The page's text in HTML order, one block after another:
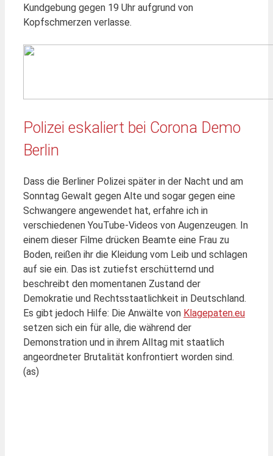
Kundgebung gegen 19 Uhr aufgrund von
Kopfschmerzen verlasse.
Polizei eskaliert bei Corona Demo
Berlin
Dass die Berliner Polizei später in der Nacht und am
Sonntag Gewalt gegen Alte und sogar gegen eine
Schwangere angewendet hat, erfahre ich in
verschiedenen YouTube-Videos von Augenzeugen. In
einem dieser Filme drücken Beamte eine Frau zu
Boden, reißen ihr die Kleidung vom Leib und schlagen
auf sie ein. Das ist zutiefst erschütternd und
beschreibt den momentanen Zustand der
Demokratie und Rechtsstaatlichkeit in Deutschland.
Es gibt jedoch Hilfe: Die Anwälte von Klagepaten.eu
setzen sich ein für alle, die während der
Demonstration und in ihrem Alltag mit staatlich
angeordneter Brutalität konfrontiert worden sind.
(as)